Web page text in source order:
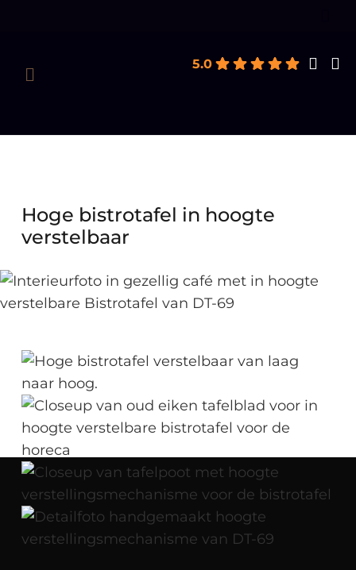
5.0
Hoge bistrotafel in hoogte
verstelbaar